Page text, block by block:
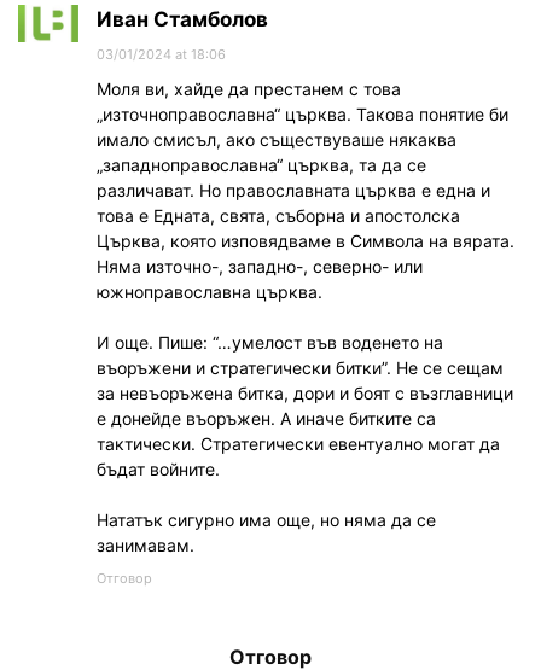
Иван Стамболов
03/01/2024 at 18:06
Моля ви, хайде да престанем с това
„източноправославна“ църква. Такова понятие би
имало смисъл, ако съществуваше някаква
„западноправославна“ църква, та да се
различават. Но православната църква е една и
това е Едната, свята, съборна и апостолска
Църква, която изповядваме в Символа на вярата.
Няма източно-, западно-, северно- или
южноправославна църква.
И още. Пише: “…умелост във воденето на
въоръжени и стратегически битки”. Не се сещам
за невъоръжена битка, дори и боят с възглавници
е донейде въоръжен. А иначе битките са
тактически. Стратегически евентуално могат да
бъдат войните.
Нататък сигурно има още, но няма да се
занимавам.
Отговор
Отговор